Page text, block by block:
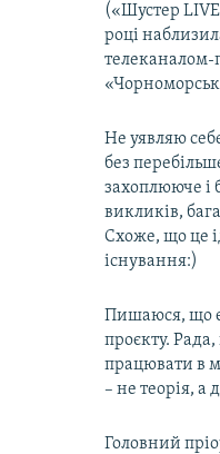
(«Шустер
році
телеканалом-
Не уявляю
без
захоплююче і
викликів,
Схоже, що це
існування:)
Пишаюся, що
проєкту.
працювати в
– не теорія, а
Головний